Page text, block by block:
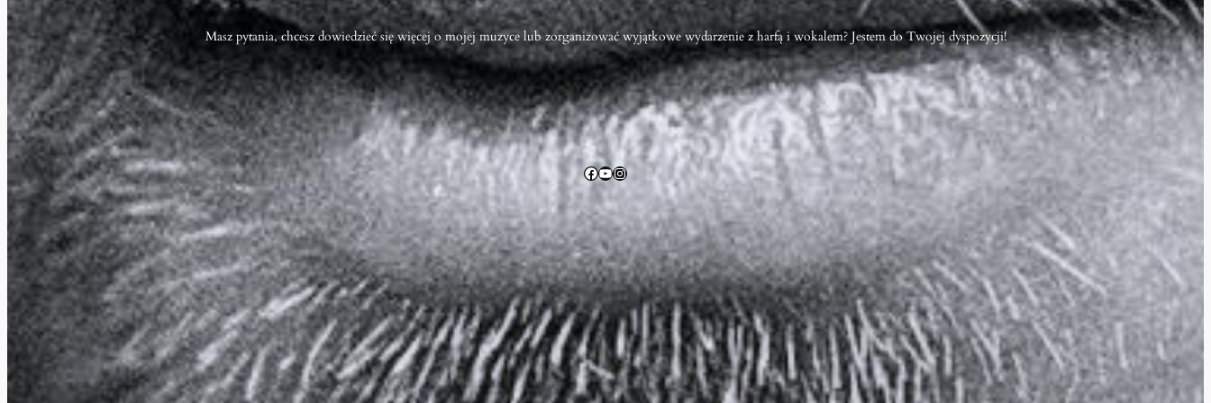
Masz pytania, chcesz dowiedzieć się więcej o mojej muzyce lub zorganizować wyjątkowe wydarzenie z harfą i wokalem? Jestem do Twojej dyspozycji!
Facebook
YouTube
Instagram